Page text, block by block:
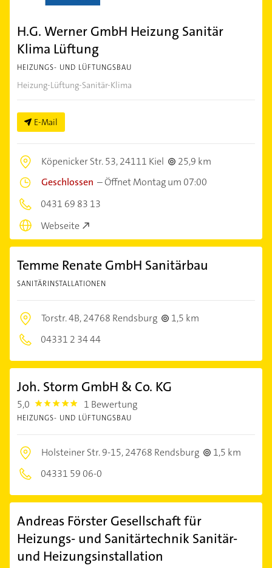
H.G. Werner GmbH Heizung Sanitär
Klima Lüftung
HEIZUNGS- UND LÜFTUNGSBAU
Heizung-Lüftung-Sanitär-Klima
E-Mail
Köpenicker Str. 53,24111 Kiel
25,9 km
Geschlossen –Öffnet Montag um 07:00
0431 69 83 13
Webseite
Temme Renate GmbH Sanitärbau
SANITÄRINSTALLATIONEN
Torstr. 4B,24768 Rendsburg
1,5 km
04331 2 34 44
Joh. Storm GmbH & Co. KG
5,0 5.0 1 Bewertung
HEIZUNGS- UND LÜFTUNGSBAU
Holsteiner Str. 9-15,24768 Rendsburg
1,5 km
04331 59 06-0
Andreas Förster Gesellschaft für
Heizungs- und Sanitärtechnik Sanitär-
und Heizungsinstallation